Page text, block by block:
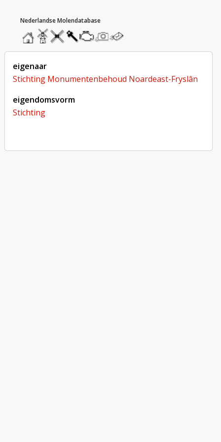
homemolendatabase
roedendatabase
assendatabase
motorendatabase
stuur
een
foto
stuur
een
bericht
eigenaar
Stichting Monumentenbehoud Noardeast-Fryslân
eigendomsvorm
Stichting